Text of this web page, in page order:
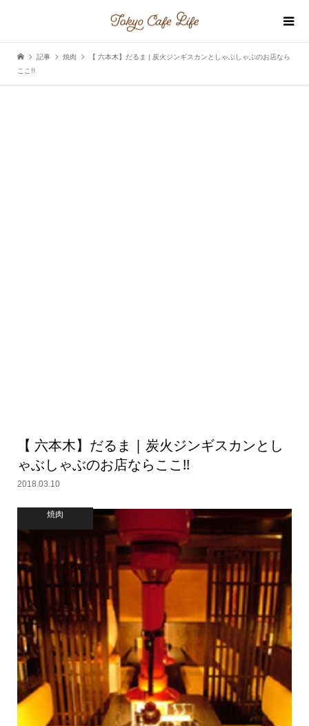
記事 焼肉
【 六本木】だるま | 炭火ジンギスカンとしゃぶしゃぶのお店なら
ここ!!
【 六本木】だるま | 炭火ジンギスカンとし
ゃぶしゃぶのお店ならここ!!
2018.03.10
焼肉